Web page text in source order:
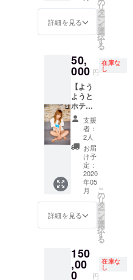
ンは、
2019年
12月〜
3月まで
可能で
す！
デー
ト：お
で、お
料理を
おもて
なしな
どまっ
たりと
※お外
デート
の際か
かる費
用は、
ご支援
者様・
キャス
ト分を
ご負担
下さい
無しで
大丈夫
です）
けのお
店はし
ご酒の
旅！ 栗
と酒場
に繰り
出しま
す！色
んな悩
みも愚
痴も惚
気も何
でも聞
きま
す！帰
りに栗
原占い
も！ ※
酒場費
用は、
ご支援
ご負担
下さい
ませ。
詳細を見る
リ
タ
ー
ン
を
選
択
す
る
50,
000 円
在庫な
し
【よう
ようと
ホテ
ル】
コース
ようよ
うとホ
テルで
お食事
を楽し
むプラ
ンで
す！ 下
記、画
像添付
からホ
お選び
いただ
けま
支援
者：
2人
お届
け予
定：
2020
年05
月
詳細を見る
こ
の
リ
タ
ー
ン
を
選
択
す
る
150
,00
0 円
在庫な
し